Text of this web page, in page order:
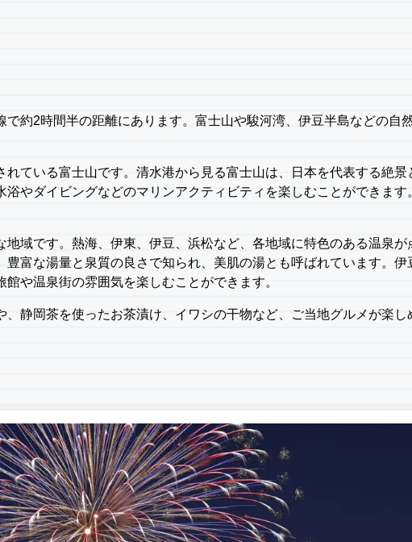
約2時間半の距離にあります。富士山や駿河湾、伊豆半島などの
ている富士山です。清水港から見る富士山は、日本を代表する絶
やダイビングなどのマリンアクティビティを楽しむことができま
域です。熱海、伊東、伊豆、浜松など、各地域に特色のある温泉
富な湯量と泉質の良さで知られ、美肌の湯とも呼ばれています。
や温泉街の雰囲気を楽しむことができます。
静岡茶を使ったお茶漬け、イワシの干物など、ご当地グルメが楽